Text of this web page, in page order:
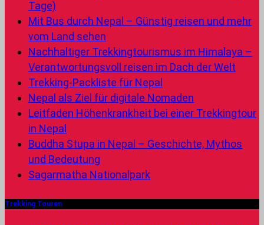
Tage)
Mit Bus durch Nepal – Günstig reisen und mehr
vom Land sehen
Nachhaltiger Trekkingtourismus im Himalaya –
Verantwortungsvoll reisen im Dach der Welt
Trekking-Packliste für Nepal
Nepal als Ziel für digitale Nomaden
Leitfaden Höhenkrankheit bei einer Trekkingtour
in Nepal
Buddha Stupa in Nepal – Geschichte, Mythos
und Bedeutung
Sagarmatha Nationalpark
Trekking Touren